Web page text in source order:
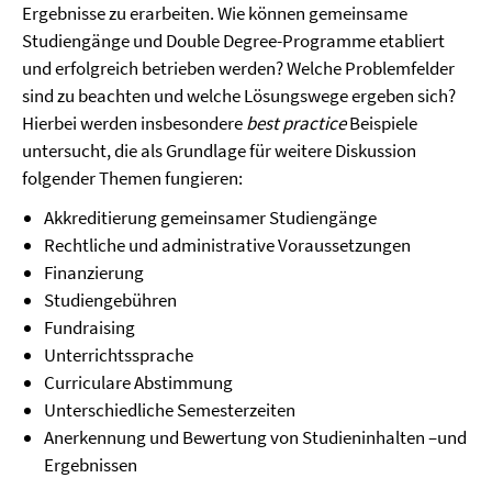
Ergebnisse zu erarbeiten. Wie können gemeinsame
Studiengänge und Double Degree-Programme etabliert
und erfolgreich betrieben werden? Welche Problemfelder
sind zu beachten und welche Lösungswege ergeben sich?
Hierbei werden insbesonderebest practiceBeispiele
untersucht, die als Grundlage für weitere Diskussion
folgender Themen fungieren:
Akkreditierung gemeinsamer Studiengänge
Rechtliche und administrative Voraussetzungen
Finanzierung
Studiengebühren
Fundraising
Unterrichtssprache
Curriculare Abstimmung
Unterschiedliche Semesterzeiten
Anerkennung und Bewertung von Studieninhalten –und
Ergebnissen